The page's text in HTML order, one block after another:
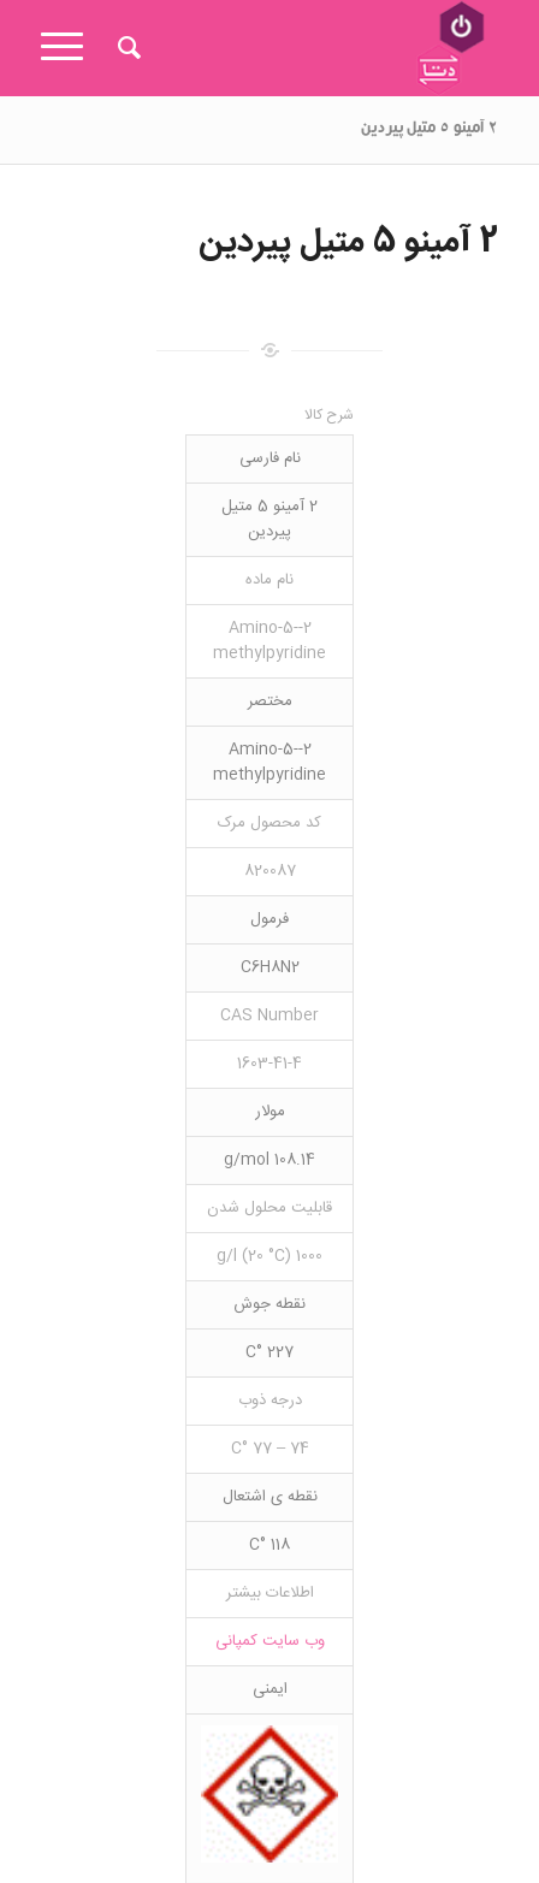
۲ آمینو ۵ متیل پیردین
2 آمینو 5 متیل پیردین
شرح کالا
نام فارسی
2 آمینو 5 متیل
پیردین
نام ماده
2-Amino-5-
methylpyridine
مختصر
2-Amino-5-
methylpyridine
کد محصول مرک
820087
فرمول
C6H8N2
CAS Number
1603-41-4
مولار
108.14 g/mol
قابلیت محلول شدن
1000 g/l (20 °C)
نقطه جوش
227 °C
درجه ذوب
74 – 77 °C
نقطه ی اشتعال
118 °C
اطلاعات بیشتر
وب سایت کمپانی
ایمنی